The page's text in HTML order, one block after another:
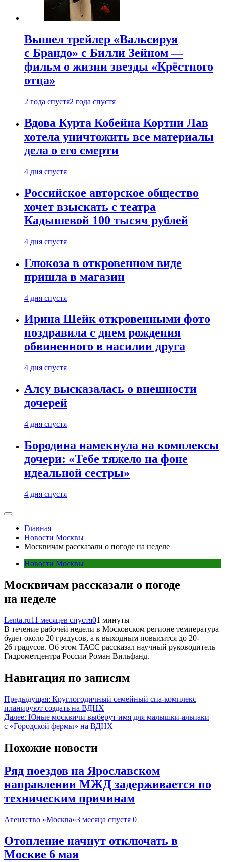
Вышел трейлер «Вальсируя
с Брандо» с Билли Зейном —
фильм о жизни звезды «Крёстного
отца»
2 года спустя2 года спустя
Вдова Курта Кобейна Кортни Лав
хотела уничтожить все материалы
дела о его смерти
4 дня спустя
Российское авторское общество
хочет взыскать с театра
Кадышевой 100 тысяч рублей
4 дня спустя
Глюкоза в откровенном виде
пришла в магазин
4 дня спустя
Ирина Шейк откровенными фото
поздравила с днем рождения
обвиненного в насилии друга
4 дня спустя
Алсу высказалась о внешности
дочерей
4 дня спустя
Бородина намекнула на комплексы
дочери: «Тебе тяжело на фоне
идеальной сестры»
4 дня спустя
Главная
Новости Москвы
Москвичам рассказали о погоде на неделе
Новости Москвы
Москвичам рассказали о погоде
на неделе
Lenta.ru11 месяцев спустя01 минуты
В течение рабочей недели в Московском регионе температура
будет около 20 градусов, а к выходным повысится до 20-
26 градусов. Об этом ТАСС рассказал научный руководитель
Гидрометцентра России Роман Вильфанд.
Навигация по записям
Предыдущая: Круглогодичный семейный спа-комплекс
планируют создать на ВДНХ
Далее: Юные москвичи выберут имя для малышки-альпаки
с «Городской фермы» на ВДНХ
Похожие новости
Ряд поездов на Ярославском
направлении МЖД задерживается по
техническим причинам
Агентство «Москва»3 месяца спустя 0
Отопление начнут отключать в
Москве 6 мая